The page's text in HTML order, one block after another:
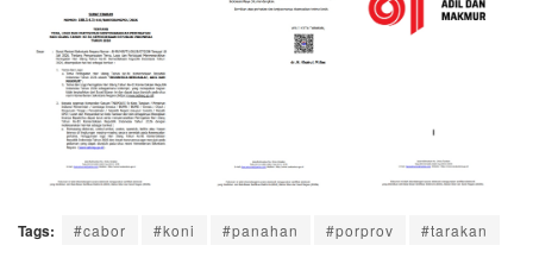
Tags: #cabor #koni #panahan #porprov #tarakan